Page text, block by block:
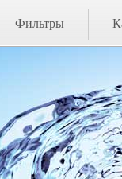
Фильтры